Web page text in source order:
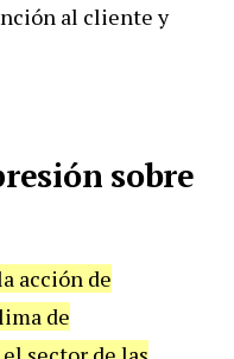
al cliente y
sobre
acción de
de